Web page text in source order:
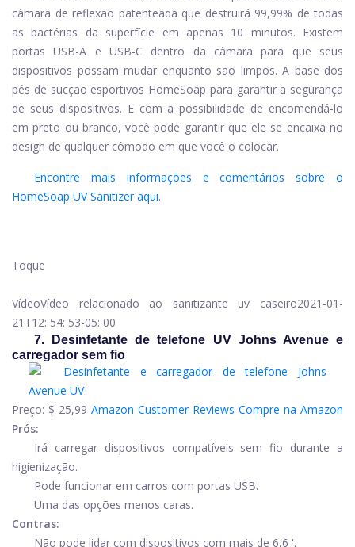
câmara de reflexão patenteada que destruirá 99,99% de todas
as bactérias da superfície em apenas 10 minutos. Existem
portas USB-A e USB-C dentro da câmara para que seus
dispositivos possam mudar enquanto são limpos. A base dos
pés de sucção esportivos HomeSoap para garantir a segurança
de seus dispositivos. E com a possibilidade de encomendá-lo
em preto ou branco, você pode garantir que ele se encaixa no
design de qualquer cômodo em que você o colocar.
Encontre mais informações e comentários sobre o
HomeSoap UV Sanitizer aqui.
Toque
VídeoVídeo relacionado ao sanitizante uv caseiro2021-01-
21T12: 54: 53-05: 00
7. Desinfetante de telefone UV Johns Avenue e
carregador sem fio
Preço: $ 25,99 Amazon Customer Reviews Compre na Amazon
Prós:
Irá carregar dispositivos compatíveis sem fio durante a
higienização.
Pode funcionar em carros com portas USB.
Uma das opções menos caras.
Contras:
Não pode lidar com dispositivos com mais de 6,6 '.